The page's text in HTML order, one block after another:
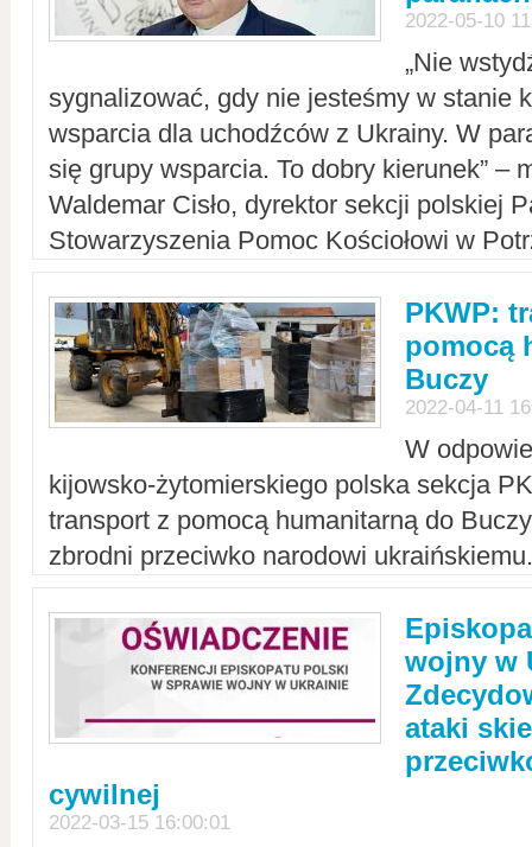
2022-05-10
„Nie
sygnalizować, gdy nie jesteśmy w stanie
wsparcia dla uchodźców z Ukrainy. W
się grupy wsparcia. To dobry kierunek” –
Waldemar Cisło, dyrektor sekcji polskiej
Stowarzyszenia Pomoc Kościołowi w
PKWP:
pomocą
Buczy
2022-04-11
W
kijowsko-żytomierskiego polska sekcja
transport z pomocą humanitarną do
zbrodni przeciwko narodowi
wojny w
ataki
cywilnej
2022-03-15 16:00:01